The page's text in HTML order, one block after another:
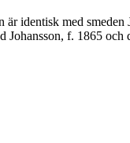
identisk med
f. 1865